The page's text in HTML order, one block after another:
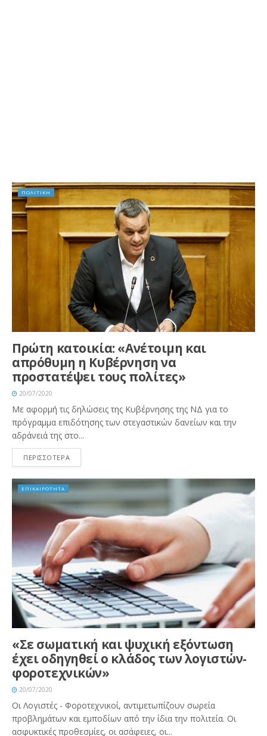
ΠΟΛΙΤΙΚΗ
Πρώτη κατοικία: «Ανέτοιμη και
απρόθυμη η Κυβέρνηση να
προστατέψει τους πολίτες»
20/07/2020
Με αφορμή τις δηλώσεις της Κυβέρνησης της ΝΔ για το
πρόγραμμα επιδότησης των στεγαστικών δανείων και την
αδράνειά της στο...
ΠΕΡΙΣΣΟΤΕΡΑ
ΕΠΙΚΑΙΡΟΤΗΤΑ
«Σε σωματική και ψυχική εξόντωση
έχει οδηγηθεί ο κλάδος των λογιστών-
φοροτεχνικών»
20/07/2020
Οι Λογιστές - Φοροτεχνικοί, αντιμετωπίζουν σωρεία
προβλημάτων και εμποδίων από την ίδια την πολιτεία. Οι
ασφυκτικές προθεσμίες, οι ασάφειες, οι...